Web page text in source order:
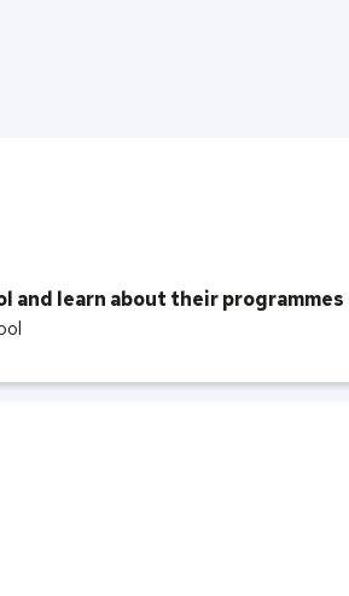
and learn about their programmes